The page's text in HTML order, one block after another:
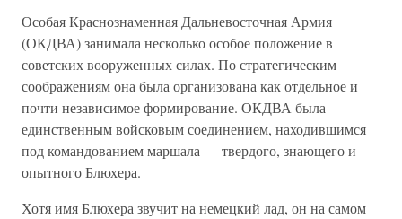
Особая Краснознаменная Дальневосточная Армия
(ОКДВА) занимала несколько особое положение в
советских вооруженных силах. По стратегическим
соображениям она была организована как отдельное и
почти независимое формирование. ОКДВА была
единственным войсковым соединением, находившимся
под командованием маршала — твердого, знающего и
опытного Блюхера.
Хотя имя Блюхера звучит на немецкий лад, он на самом